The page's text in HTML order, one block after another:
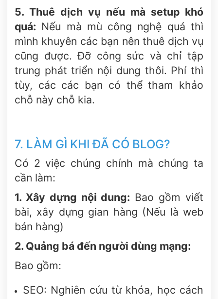
5. Thuê dịch vụ nếu mà setup khó
quá: Nếu mà mù công nghệ quá thì
mình khuyên các bạn nên thuê dịch vụ
cũng được. Đỡ công sức và chỉ tập
trung phát triển nội dung thôi. Phí thì
tùy, các các bạn có thể tham khảo
chỗ này chỗ kia.
7. LÀM GÌ KHI ĐÃ CÓ BLOG?
Có 2 việc chúng chính mà chúng ta
cần làm:
1. Xây dựng nội dung: Bao gồm viết
bài, xây dựng gian hàng (Nếu là web
bán hàng)
2. Quảng bá đến người dùng mạng:
Bao gồm:
SEO: Nghiên cứu từ khóa, học cách